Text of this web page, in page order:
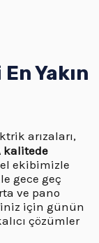
Yakın
arızaları,
kalitede
ekibimizle
gece geç
ve pano
için günün
çözümler